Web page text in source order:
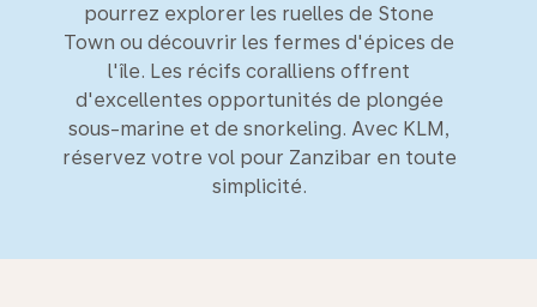
pourrez explorer les ruelles de Stone
Town ou découvrir les fermes d'épices de
l'île. Les récifs coralliens offrent
d'excellentes opportunités de plongée
sous-marine et de snorkeling. Avec KLM,
réservez votre vol pour Zanzibar en toute
simplicité.